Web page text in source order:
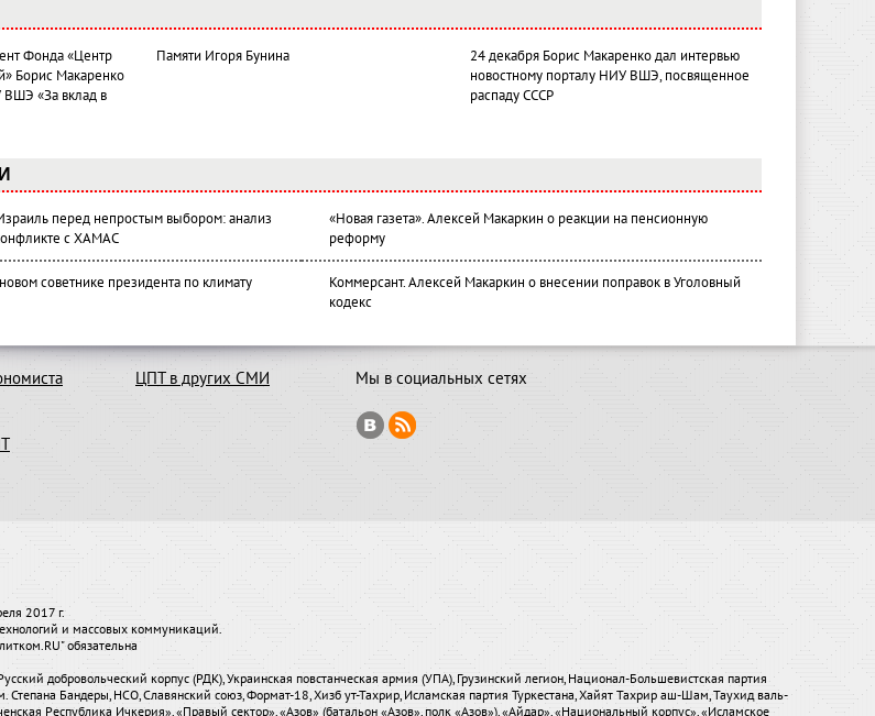
Фонда «Центр
Борис Макаренко
«За вклад в
Памяти Игоря Бунина
24 декабря Борис Макаренко дал интервью
новостному порталу НИУ ВШЭ, посвященное
распаду СССР
перед непростым выбором: анализ
с ХАМАС
«Новая газета». Алексей Макаркин о реакции на пенсионную
реформу
советнике президента по климату
Коммерсант. Алексей Макаркин о внесении поправок в Уголовный
кодекс
ЦПТ в других СМИ Мы в социальных сетях
2017 г.
и массовых коммуникаций.
обязательна
добровольческий корпус (РДК), Украинская повстанческая армия (УПА), Грузинский легион, Национал-Большевистская партия
Бандеры, НСО, Славянский союз, Формат-18, Хизб ут-Тахрир, Исламская партия Туркестана, Хайят Тахрир аш-Шам, Таухид валь-
Республика Ичкерия», «Правый сектор», «Азов» (батальон «Азов», полк «Азов»), «Айдар», «Национальный корпус», «Исламское